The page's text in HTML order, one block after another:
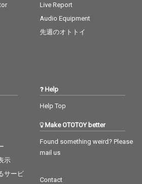
Live Report
Audio Equipment
先週のオトトイ
示
サービ
Help
Help Top
Make OTOTOY better
Found something weird? Please
mail us
Contact